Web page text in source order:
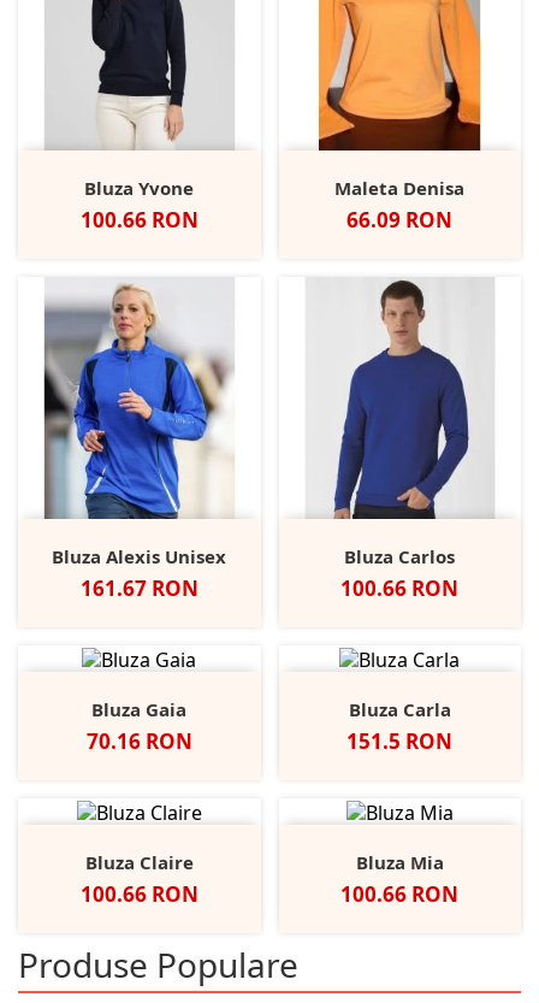
Bluza Yvone
Pret
100.66 RON
Maleta Denisa
Pret
66.09 RON
Bluza Alexis Unisex
Pret
161.67 RON
Bluza Carlos
Pret
100.66 RON
Bluza Gaia
Pret
70.16 RON
Bluza Carla
Pret
151.5 RON
Bluza Claire
Pret
100.66 RON
Bluza Mia
Pret
100.66 RON
Produse Populare